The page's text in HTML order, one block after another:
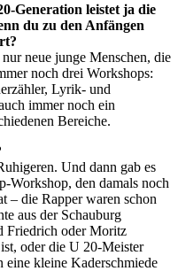
Generation leistet ja die
du zu den Anfängen
neue junge Menschen, die
noch drei Workshops:
Lyrik- und
immer noch ein
Bereiche.
Und dann gab es
Workshop, den damals noch
– die Rapper waren schon
aus der Schauburg
Friedrich oder Moritz
oder die U 20-Meister
eine kleine Kaderschmiede